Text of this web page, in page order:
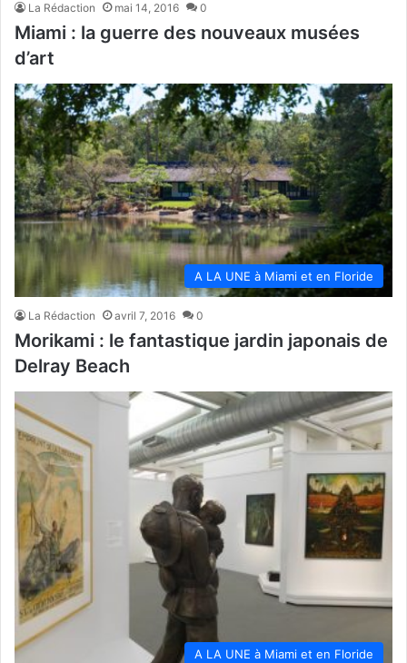
La Rédaction mai 14, 2016 0
Miami : la guerre des nouveaux musées
d’art
A LA UNE à Miami et en Floride
La Rédaction avril 7, 2016 0
Morikami : le fantastique jardin japonais de
Delray Beach
A LA UNE à Miami et en Floride